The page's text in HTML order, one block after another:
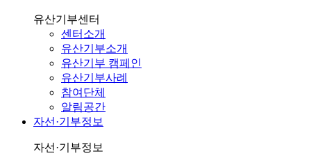
유산기부센터
센터소개
유산기부소개
유산기부 캠페인
유산기부사례
참여단체
알림공간
자선·기부정보
자선·기부정보